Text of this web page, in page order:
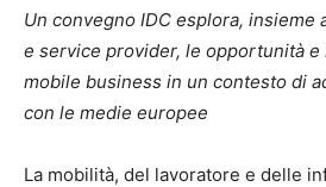
Un convegno IDC esplora, insieme
e service provider, le opportunità
mobile business in un contesto di
con le medie europee
La mobilità, del lavoratore e delle